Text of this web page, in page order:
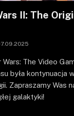
II: The
The Video
była kontynuacja
Zapraszamy Was
galaktyki!